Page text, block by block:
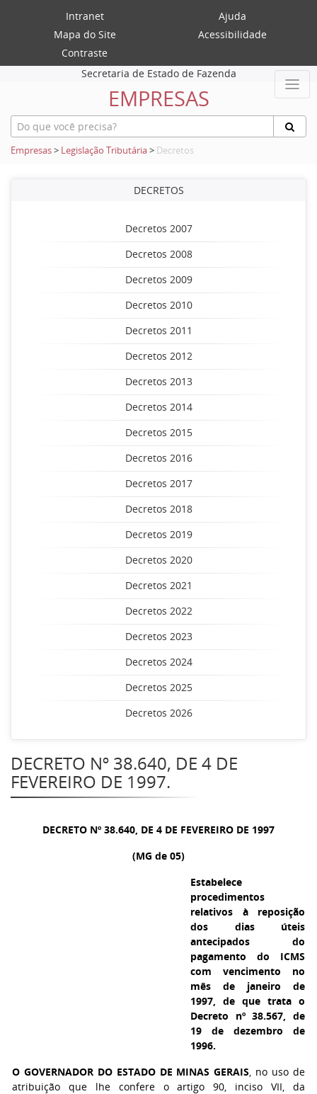
Intranet
Ajuda
Mapa do Site
Acessibilidade
Contraste
Secretaria de Estado de Fazenda
EMPRESAS
Empresas> Legislação Tributária> Decretos
DECRETOS
Decretos 2007
Decretos 2008
Decretos 2009
Decretos 2010
Decretos 2011
Decretos 2012
Decretos 2013
Decretos 2014
Decretos 2015
Decretos 2016
Decretos 2017
Decretos 2018
Decretos 2019
Decretos 2020
Decretos 2021
Decretos 2022
Decretos 2023
Decretos 2024
Decretos 2025
Decretos 2026
DECRETO Nº 38.640, DE 4 DE
FEVEREIRO DE 1997.
DECRETO Nº 38.640, DE 4 DE FEVEREIRO DE 1997
(MG de 05)
Estabelece
procedimentos
relativos à reposição
dos dias úteis
antecipados do
pagamento do ICMS
com vencimento no
mês de janeiro de
1997, de que trata o
Decreto nº 38.567, de
19 de dezembro de
1996.
O GOVERNADOR DO ESTADO DE MINAS GERAIS, no uso de
atribuição que lhe confere o artigo 90, inciso VII, da